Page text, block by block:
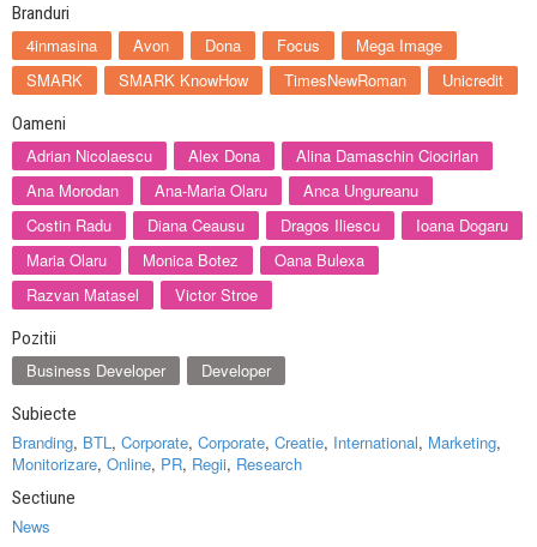
Branduri
4inmasina Avon Dona Focus
Mega Image
SMARK
SMARK KnowHow TimesNewRoman Unicredit
Oameni
Adrian Nicolaescu Alex Dona
Alina Damaschin Ciocirlan
Ana Morodan
Ana-Maria Olaru
Anca Ungureanu
Costin Radu
Diana Ceausu Dragos Iliescu
Ioana Dogaru
Maria Olaru
Monica Botez
Oana Bulexa
Razvan Matasel
Victor Stroe
Pozitii
Business Developer Developer
Subiecte
Branding, BTL , Corporate, Corporate, Creatie, International, Marketing,
Monitorizare, Online, PR, Regii, Research
Sectiune
News